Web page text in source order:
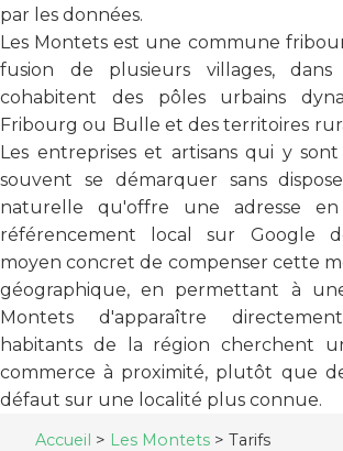
par les données.
Les Montets est une commune
fusion de plusieurs villages,
cohabitent des pôles urbains
Fribourg ou Bulle et des territoires
Les entreprises et artisans qui y
souvent se démarquer sans
naturelle qu'offre une adresse en
référencement local sur Google
moyen concret de compenser cette
géographique, en permettant à
Montets d'apparaître
habitants de la région cherchent
commerce à proximité, plutôt que
défaut sur une localité plus connue.
Accueil > Les Montets > Tarifs